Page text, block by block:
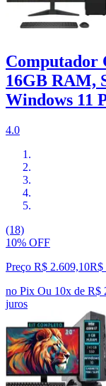
Computador
16GB RAM,
Windows 11
4.0
(18)
10% OFF
Preço R$ 2.609,10R$
no Pix Ou 10x de R$
juros